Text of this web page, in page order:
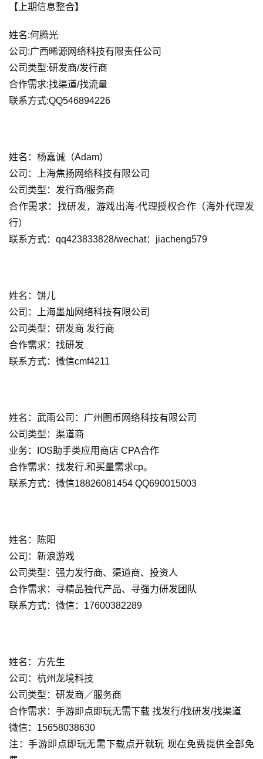
首
页
游
茶
游
戏
业
界
戏
单
游
戏
闲
游
戏
2
0
2
【上期信息整合】
姓名:何腾光
公司:广西晞源网络科技有限责任公司
公司类型:研发商/发行商
合作需求:找渠道/找流量
联系方式:QQ546894226
姓名：杨嘉诚（Adam）
公司：上海焦扬网络科技有限公司
公司类型：发行商/服务商
合作需求：找研发，游戏出海-代理授权合作（海外代理发
行）
联系方式：qq423833828/wechat：jiacheng579
姓名：饼儿
公司：上海墨灿网络科技有限公司
公司类型：研发商 发行商
合作需求：找研发
联系方式：微信cmf4211
姓名：武雨公司：广州图币网络科技有限公司
公司类型：渠道商
业务：IOS助手类应用商店 CPA合作
合作需求：找发行.和买量需求cp。
联系方式：微信18826081454 QQ690015003
姓名：陈阳
公司：新浪游戏
公司类型：强力发行商、渠道商、投资人
合作需求：寻精品独代产品、寻强力研发团队
联系方式：微信：17600382289
姓名：方先生
公司：杭州龙境科技
公司类型：研发商／服务商
合作需求：手游即点即玩无需下载 找发行/找研发/找渠道
微信：15658038630
注：手游即点即玩无需下载点开就玩 现在免费提供全部免